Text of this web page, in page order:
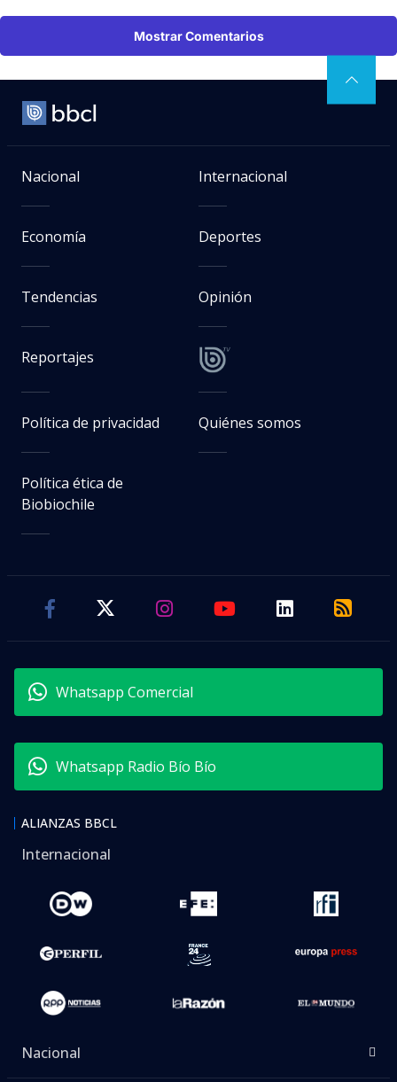
Mostrar Comentarios
Nacional Internacional
Economía Deportes
Tendencias Opinión
Reportajes
Política de privacidad Quiénes somos
Política ética de
Biobiochile
Whatsapp Comercial
Whatsapp Radio Bío Bío
ALIANZAS BBCL
Internacional
Nacional